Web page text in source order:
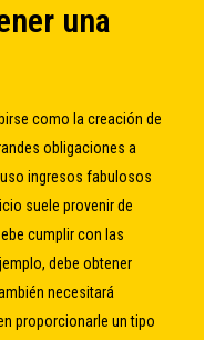
una
como la creación de
obligaciones a
ingresos fabulosos
suele provenir de
cumplir con las
debe obtener
necesitará
proporcionarle un tipo